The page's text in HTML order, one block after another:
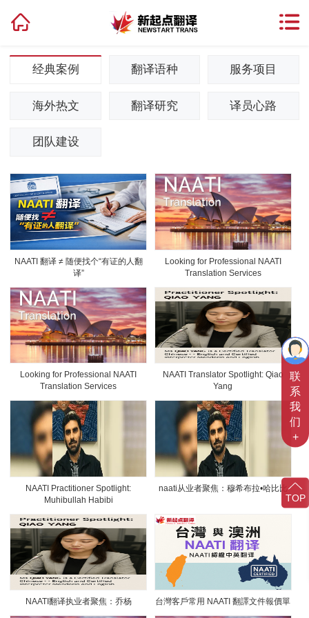
经典案例 翻译语种 服务项目
海外热文 翻译研究 译员心路
团队建设
NAATI 翻译 ≠ 随便找个“有证的人翻
译”
Looking for Professional NAATI
Translation Services
Looking for Professional NAATI
Translation Services
NAATI Translator Spotlight: Qiao
Yang
NAATI Practitioner Spotlight:
Muhibullah Habibi
naati从业者聚焦：穆希布拉•哈比比
NAATI翻译执业者聚焦：乔杨 台灣客戶常用 NAATI 翻譯文件報價單
联
系
我
们
+
TOP